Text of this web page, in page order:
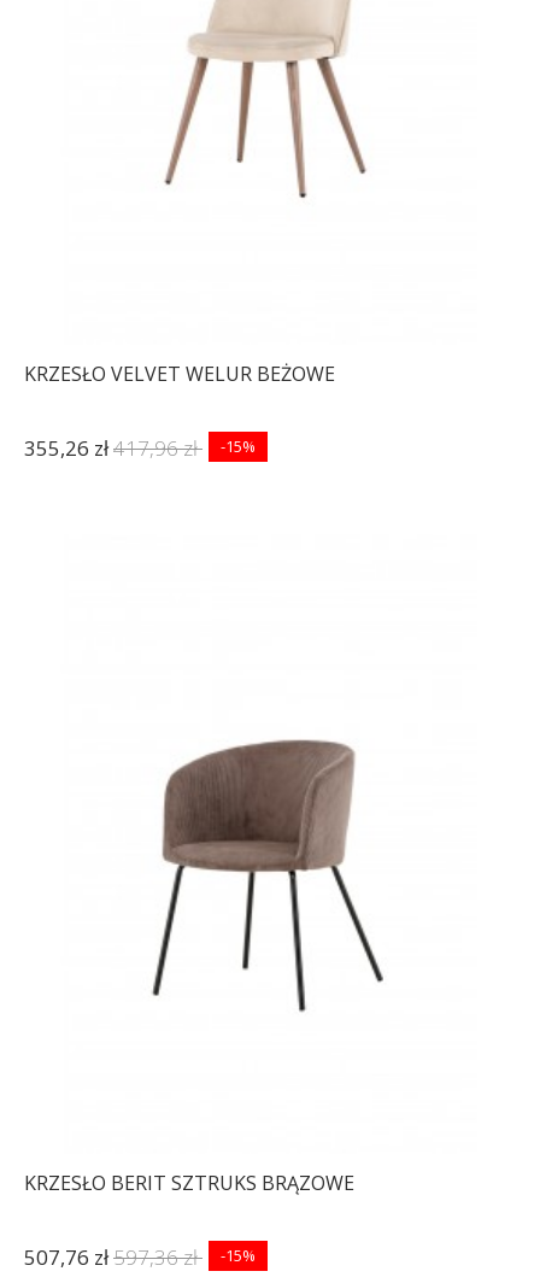
KRZESŁO VELVET WELUR BEŻOWE
355,26 zł417,96 zł -15%
KRZESŁO BERIT SZTRUKS BRĄZOWE
507,76 zł597,36 zł -15%